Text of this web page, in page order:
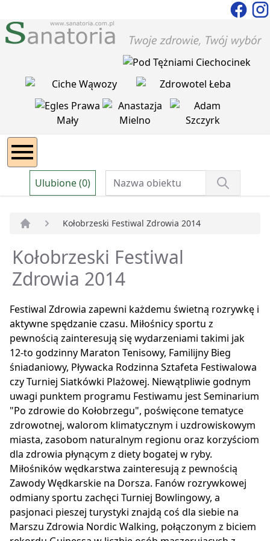
Ulubione (0)
Kołobrzeski Festiwal Zdrowia 2014
Kołobrzeski Festiwal
Zdrowia 2014
Festiwal Zdrowia zapewni każdemu świetną rozrywkę i
aktywne spędzanie czasu. Miłośnicy sportu z
pewnością zainteresują się wydarzeniami takimi jak
12-to godzinny Maraton Tenisowy, Familijny Bieg
śniadaniowy, Pływacka Rodzinna Sztafeta Festiwalowa
czy Turniej Siatkówki Plażowej. Niewątpliwie godnym
uwagi punktem programu Festiwamu jest Seminarium
"Po zdrowie do Kołobrzegu", poświęcone tematyce
zdrowotnej, walorom klimatycznym i uzdrowiskowym
miasta, zasobom naturalnym regionu oraz korzyściom
dla zdrowia płynącym z diety bogatej w ryby.
Miłośników wędkarstwa zainteresują z pewnością
Zawody Wędkarskie na Dorsza. Fanów rozrywkowej
odmiany sportu zachęci Turniej Bowlingowy, a
pasjonaci pieszej turystyki znajdą coś dla siebie na
Marszu Zdrowia Nordic Walking, połączonym z biciem